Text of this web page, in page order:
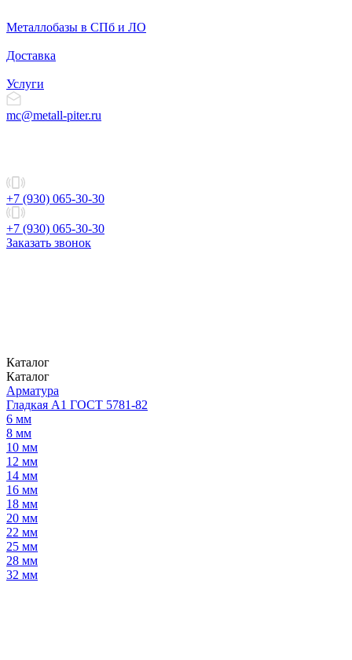
Металлобазы в СПб и ЛО
Доставка
Услуги
mc@metall-piter.ru
+7 (930) 065-30-30
+7 (930) 065-30-30
Заказать звонок
Каталог
Каталог
Арматура
Гладкая А1 ГОСТ 5781-82
6 мм
8 мм
10 мм
12 мм
14 мм
16 мм
18 мм
20 мм
22 мм
25 мм
28 мм
32 мм